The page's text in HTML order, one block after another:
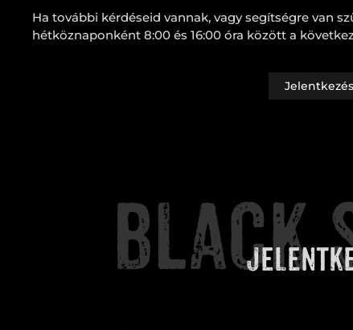
Ha további kérdéseid vannak, vagy segítségre van
hétköznaponként 8:00 és 16:00 óra között a
Jelentkezés
BLACK